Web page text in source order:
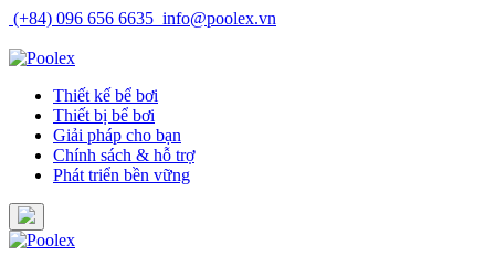
Skip
content
(+84) 096 656 6635 info@poolex.vn
Thiết kế bể bơi
Thiết bị bể bơi
Giải pháp cho bạn
Chính sách & hỗ trợ
Phát triển bền vững